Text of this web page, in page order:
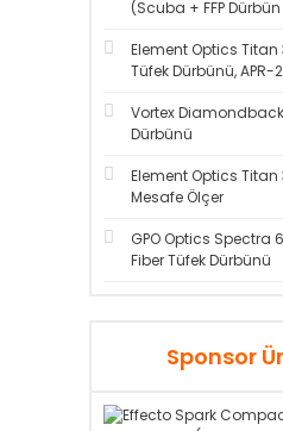
(Scuba + FFP
Element Optics Titan
Tüfek Dürbünü, APR-
Vortex Diamondback
Dürbünü
Element Optics Titan
Mesafe Ölçer
GPO Optics Spectra
Fiber Tüfek Dürbünü
Sponsor